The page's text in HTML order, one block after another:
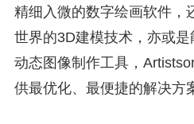
精细入微的数字绘画软件，
世界的3D建模技术，亦或
动态图像制作工具，
供最优化、最便捷的解决方